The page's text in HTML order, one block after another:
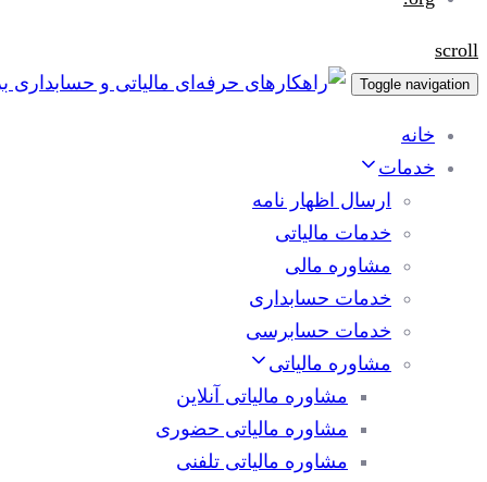
scroll
Toggle navigation
خانه
خدمات
ارسال اظهار نامه
خدمات مالیاتی
مشاوره مالی
خدمات حسابداری
خدمات حسابرسی
مشاوره مالیاتی
مشاوره مالیاتی آنلاین
مشاوره مالیاتی حضوری
مشاوره مالیاتی تلفنی